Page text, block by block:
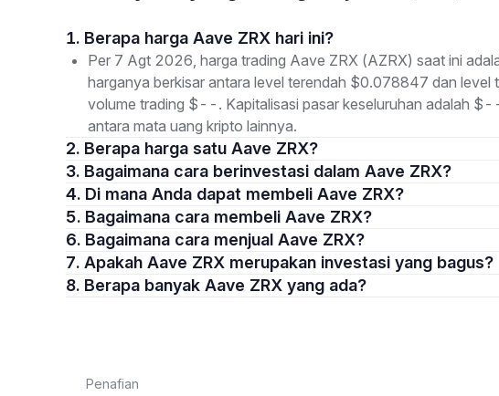
1. Berapa harga Aave ZRX hari ini?
Per 7 Agt 2026, harga trading Aave ZRX (AZRX) saat ini
harganya berkisar antara level terendah $0.078847 dan
volume trading $--. Kapitalisasi pasar keseluruhan adalah
antara mata uang kripto lainnya.
2. Berapa harga satu Aave ZRX?
3. Bagaimana cara berinvestasi dalam Aave ZRX?
4. Di mana Anda dapat membeli Aave ZRX?
5. Bagaimana cara membeli Aave ZRX?
6. Bagaimana cara menjual Aave ZRX?
7. Apakah Aave ZRX merupakan investasi yang bagus?
8. Berapa banyak Aave ZRX yang ada?
Penafian